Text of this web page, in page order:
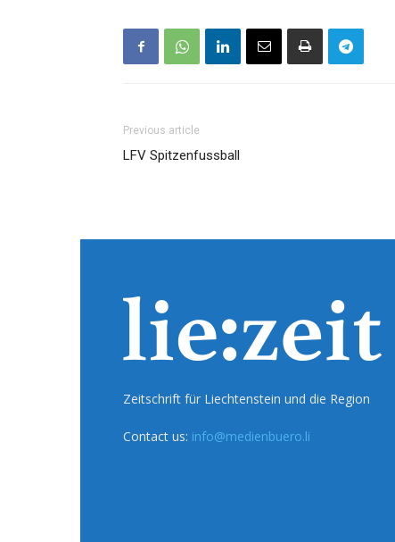
Previous article
LFV Spitzenfussball
Zeitschrift für Liechtenstein und die Region
Contact us: info@medienbuero.li